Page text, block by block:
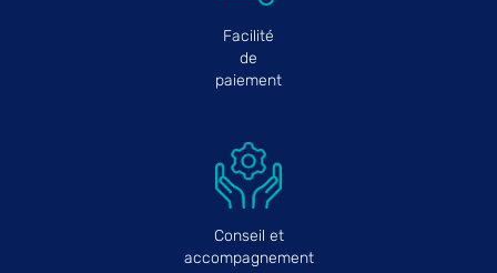
Facilité
de
paiement
Conseil et
accompagnement